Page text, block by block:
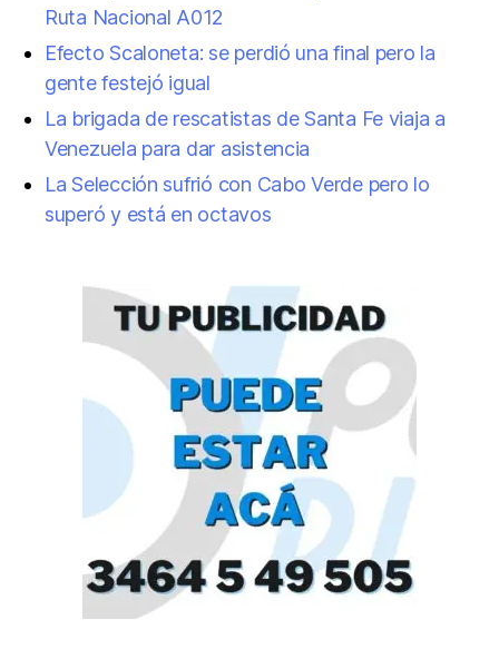
Ruta Nacional A012
Efecto Scaloneta: se perdió una final pero la
gente festejó igual
La brigada de rescatistas de Santa Fe viaja a
Venezuela para dar asistencia
La Selección sufrió con Cabo Verde pero lo
superó y está en octavos